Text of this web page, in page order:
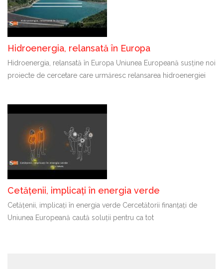
Hidroenergia, relansată în Europa
Hidroenergia, relansată în Europa Uniunea Europeană susține noi
proiecte de cercetare care urmăresc relansarea hidroenergiei
Cetățenii, implicați în energia verde
Cetățenii, implicați în energia verde Cercetătorii finanțați de
Uniunea Europeană caută soluții pentru ca tot